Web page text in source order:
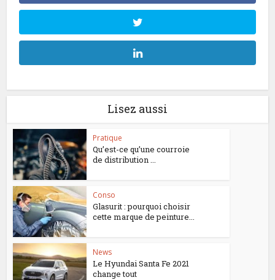
Lisez aussi
Pratique
Qu’est-ce qu’une courroie
de distribution ...
Conso
Glasurit : pourquoi choisir
cette marque de peinture...
News
Le Hyundai Santa Fe 2021
change tout